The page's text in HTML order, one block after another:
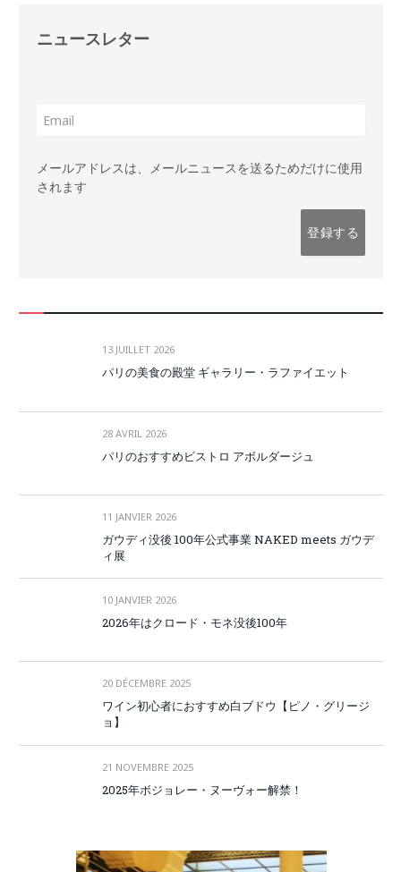
ニュースレター
メールアドレスは、メールニュースを送るためだけに使用
されます
13 JUILLET 2026
パリの美食の殿堂 ギャラリー・ラファイエット
28 AVRIL 2026
パリのおすすめビストロ アボルダージュ
11 JANVIER 2026
ガウディ没後 100年公式事業 NAKED meets ガウデ
ィ展
10 JANVIER 2026
2026年はクロード・モネ没後100年
20 DÉCEMBRE 2025
ワイン初心者におすすめ白ブドウ【ピノ・グリージ
ョ】
21 NOVEMBRE 2025
2025年ボジョレー・ヌーヴォー解禁！